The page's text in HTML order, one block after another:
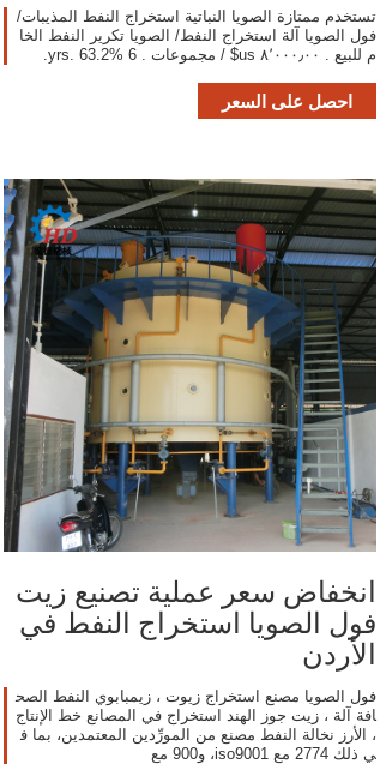
تستخدم ممتازة الصويا النباتية استخراج النفط المذيبات/
فول الصويا آلة استخراج النفط/ الصويا تكرير النفط الخا
م للبيع . ٨٬٠٠٠٫٠٠ us$ / مجموعات . 6 yrs. 63.2%.
احصل على السعر
انخفاض سعر عملية تصنيع زيت
فول الصويا استخراج النفط في
الأردن
فول الصويا مصنع استخراج زيوت ، زيمبابوي النفط الصح
افة آلة ، زيت جوز الهند استخراج في المصانع خط الإنتاج
، الأرز نخالة النفط مصنع من المورِّدين المعتمدين، بما ف
ي ذلك 2774 مع iso9001، و900 مع